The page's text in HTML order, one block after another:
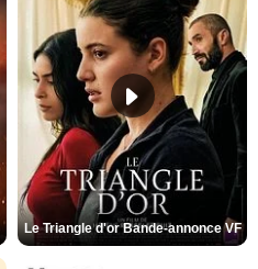
Le Triangle d'or Bande-annonce VF